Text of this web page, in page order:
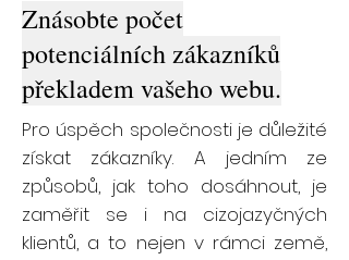
Znásobte počet
potenciálních zákazníků
překladem vašeho webu.
Pro úspěch společnosti je důležité
získat zákazníky. A jedním ze
způsobů, jak toho dosáhnout, je
zaměřit se i na cizojazyčných
klientů, a to nejen v rámci země,